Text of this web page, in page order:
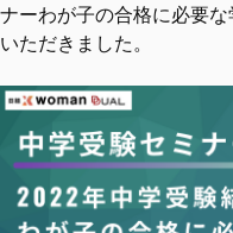
ナーわが子の合格に必要
いただきました。